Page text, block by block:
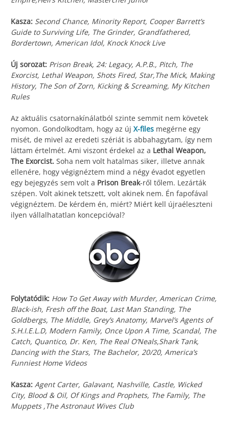
Kasza: Second Chance, Minority Report, Cooper Barrett’s
Guide to Surviving Life, The Grinder, Grandfathered,
Bordertown, American Idol, Knock Knock Live
Új sorozat: Prison Break, 24: Legacy, A.P.B., Pitch, The
Exorcist, Lethal Weapon, Shots Fired, Star,The Mick, Making
History, The Son of Zorn, Kicking & Screaming, My Kitchen
Rules
Az aktuális csatornakínálatból szinte semmit nem követek
nyomon. Gondolkodtam, hogy az új X-files megérne egy
misét, de mivel az eredeti szériát is abbahagytam, így nem
láttam értelmét. Ami viszont érdekel az a Lethal Weapon,
The Exorcist. Soha nem volt hatalmas siker, illetve annak
ellenére, hogy végignéztem mind a négy évadot egyetlen
egy bejegyzés sem volt a Prison Break-ről tőlem. Lezárták
szépen. Volt akinek tetszett, volt akinek nem. Én fapofával
végignéztem. De kérdem én, miért? Miért kell újraéleszteni
ilyen vállalhatatlan koncepcióval?
Folytatódik: How To Get Away with Murder, American Crime,
Black-ish, Fresh off the Boat, Last Man Standing, The
Goldbergs, The Middle, Grey’s Anatomy, Marvel’s Agents of
S.H.I.E.L.D, Modern Family, Once Upon A Time, Scandal, The
Catch, Quantico, Dr. Ken, The Real O’Neals,Shark Tank,
Dancing with the Stars, The Bachelor, 20/20, America’s
Funniest Home Videos
Kasza: Agent Carter, Galavant, Nashville, Castle, Wicked
City, Blood & Oil, Of Kings and Prophets, The Family, The
Muppets ,The Astronaut Wives Club